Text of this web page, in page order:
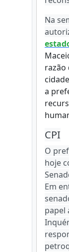
Na
razão
a
CPI
O
hoje
Em
papel